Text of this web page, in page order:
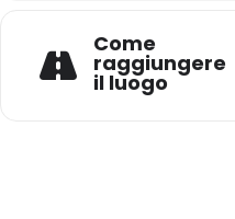
Come
raggiungere
il luogo